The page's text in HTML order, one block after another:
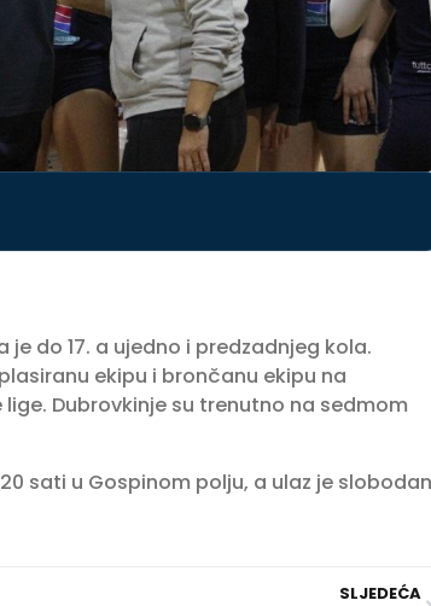
do 17. a ujedno i predzadnjeg kola.
ekipu i brončanu ekipu na
Dubrovkinje su trenutno na sedmom
sati u Gospinom polju, a ulaz je
SLJEDEĆA